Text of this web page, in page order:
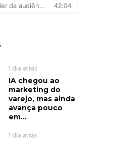
1 dia atrás
IA chegou ao
marketing do
varejo, mas ainda
avança pouco
em...
1 dia atrás